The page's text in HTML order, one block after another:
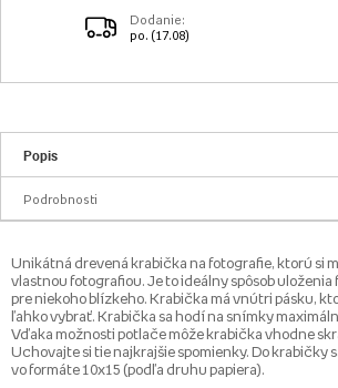
Dodanie:
po. (17.08)
Popis
Podrobnosti
Unikátná drevená krabička na fotografie, ktorú si
vlastnou fotografiou. Je to ideálny spôsob
pre niekoho blízkeho. Krabička má vnútri pásku,
ľahko vybrať. Krabička sa hodí na snímky
Vďaka možnosti potlače môže krabička vhodne
Uchovajte si tie najkrajšie spomienky. Do krabičky
vo formáte 10x15 (podľa druhu papiera).